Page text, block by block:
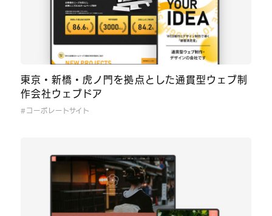
東京・新橋・虎ノ門を拠点とした通貫型ウェブ制
作会社ウェブドア
#コーポレートサイト